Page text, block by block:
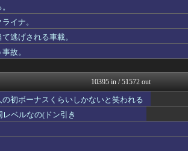
含まれ...
...
理想ちゃんねる
チ外
VIPPER速報
ア...
ムは呪...
NEWSぽけまとめーる
ネギ速
阪神タイガースちゃんねる
しまうこ...
鬼女の宅配便 - 修羅場・...
NEWSまとめもりー｜2c...
勝ち...
難轟轟で...
浮気ちゃんねる
海外の万国反応記＠海外の反...
イナ。
逃げされる車載。
故。
10395 in / 51572 out
初ボーナスくらいしかないと笑われる
ベルなの(ドン引き